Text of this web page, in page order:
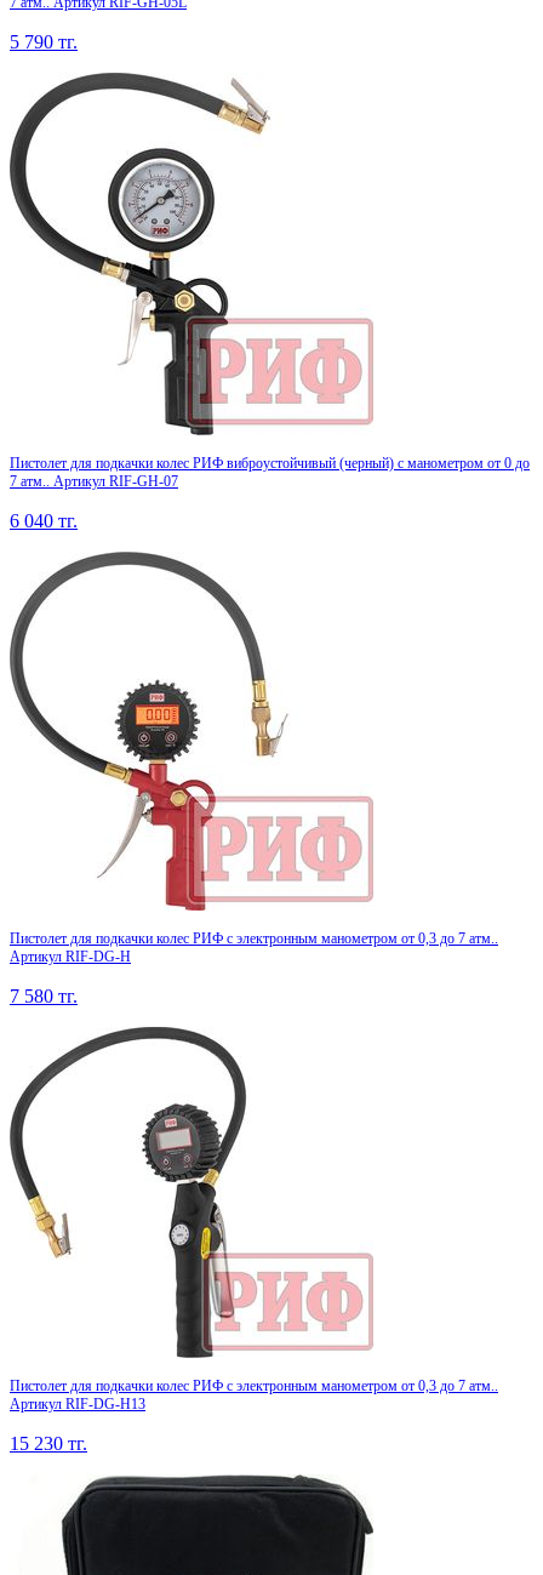
5 790 тг.
Пистолет для подкачки колес РИФ виброустойчивый (черный) с манометром от 0 до
7 атм.. Артикул RIF-GH-07
6 040 тг.
Пистолет для подкачки колес РИФ с электронным манометром от 0,3 до 7 атм..
Артикул RIF-DG-H
7 580 тг.
Пистолет для подкачки колес РИФ с электронным манометром от 0,3 до 7 атм..
Артикул RIF-DG-H13
15 230 тг.